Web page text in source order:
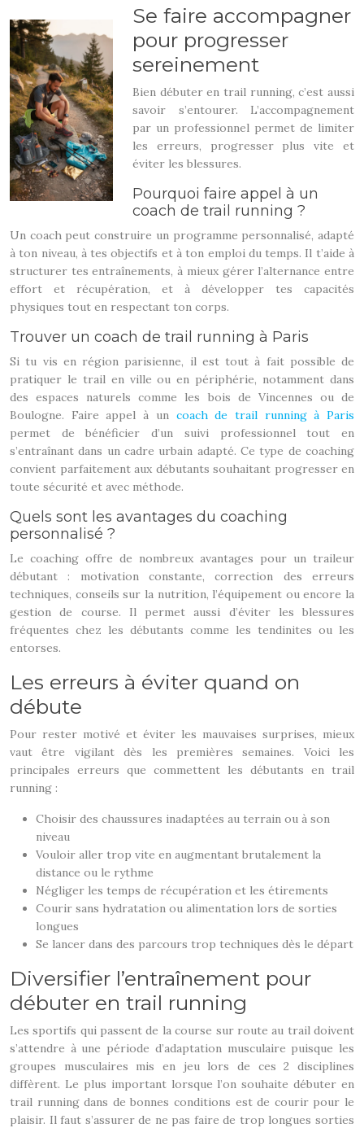
Se faire accompagner
pour progresser
sereinement
Bien débuter en trail running, c’est aussi
savoir s’entourer. L’accompagnement
par un professionnel permet de limiter
les erreurs, progresser plus vite et
éviter les blessures.
Pourquoi faire appel à un
coach de trail running ?
Un coach peut construire un programme personnalisé, adapté
à ton niveau, à tes objectifs et à ton emploi du temps. Il t’aide à
structurer tes entraînements, à mieux gérer l’alternance entre
effort et récupération, et à développer tes capacités
physiques tout en respectant ton corps.
Trouver un coach de trail running à Paris
Si tu vis en région parisienne, il est tout à fait possible de
pratiquer le trail en ville ou en périphérie, notamment dans
des espaces naturels comme les bois de Vincennes ou de
Boulogne. Faire appel à un coach de trail running à Paris
permet de bénéficier d’un suivi professionnel tout en
s’entraînant dans un cadre urbain adapté. Ce type de coaching
convient parfaitement aux débutants souhaitant progresser en
toute sécurité et avec méthode.
Quels sont les avantages du coaching
personnalisé ?
Le coaching offre de nombreux avantages pour un traileur
débutant : motivation constante, correction des erreurs
techniques, conseils sur la nutrition, l’équipement ou encore la
gestion de course. Il permet aussi d’éviter les blessures
fréquentes chez les débutants comme les tendinites ou les
entorses.
Les erreurs à éviter quand on
débute
Pour rester motivé et éviter les mauvaises surprises, mieux
vaut être vigilant dès les premières semaines. Voici les
principales erreurs que commettent les débutants en trail
running :
Choisir des chaussures inadaptées au terrain ou à son
niveau
Vouloir aller trop vite en augmentant brutalement la
distance ou le rythme
Négliger les temps de récupération et les étirements
Courir sans hydratation ou alimentation lors de sorties
longues
Se lancer dans des parcours trop techniques dès le départ
Diversifier l’entraînement pour
débuter en trail running
Les sportifs qui passent de la course sur route au trail doivent
s’attendre à une période d’adaptation musculaire puisque les
groupes musculaires mis en jeu lors de ces 2 disciplines
diffèrent. Le plus important lorsque l’on souhaite débuter en
trail running dans de bonnes conditions est de courir pour le
plaisir. Il faut s’assurer de ne pas faire de trop longues sorties